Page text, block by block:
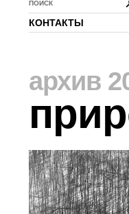
ПОИСК
КОНТАКТЫ
архив